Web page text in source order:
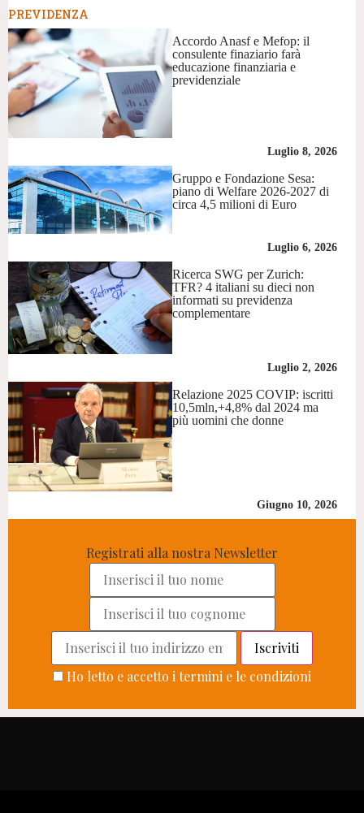
PREVIDENZA
Accordo Anasf e Mefop: il
consulente finaziario farà
educazione finanziaria e
previdenziale
Luglio 8, 2026
Gruppo e Fondazione Sesa:
piano di Welfare 2026-2027 di
circa 4,5 milioni di Euro
Luglio 6, 2026
Ricerca SWG per Zurich:
TFR? 4 italiani su dieci non
informati su previdenza
complementare
Luglio 2, 2026
Relazione 2025 COVIP: iscritti
10,5mln,+4,8% dal 2024 ma
più uomini che donne
Giugno 10, 2026
Registrati alla nostra Newsletter
Ho letto e accetto i termini e le condizioni